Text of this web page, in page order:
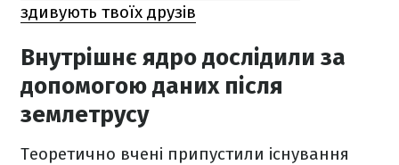
здивують твоїх друзів
Внутрішнє ядро дослідили за
допомогою даних після
землетрусу
Теоретично вчені припустили існування